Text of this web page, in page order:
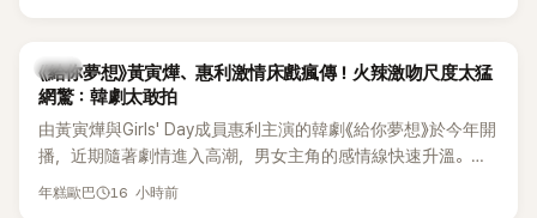
韓劇
《給你夢想》黃寅燁、惠利激情床戲瘋傳！火辣激吻尺度太猛
網驚：韓劇太敢拍
由黃寅燁與Girls' Day成員惠利主演的韓劇《給你夢想》於今年開
播，近期隨著劇情進入高潮，男女主角的感情線快速升溫。最
新播出的第8集不僅上演火辣吻戲，更接連出現床戲橋段，讓
年糕歐巴 16 小時前